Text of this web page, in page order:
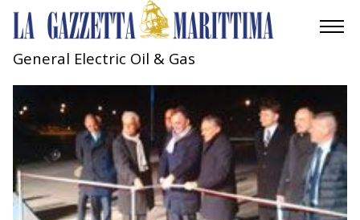
MOBILITÀ
INDUSTRIA
RICERCA
General Electric Oil & Gas